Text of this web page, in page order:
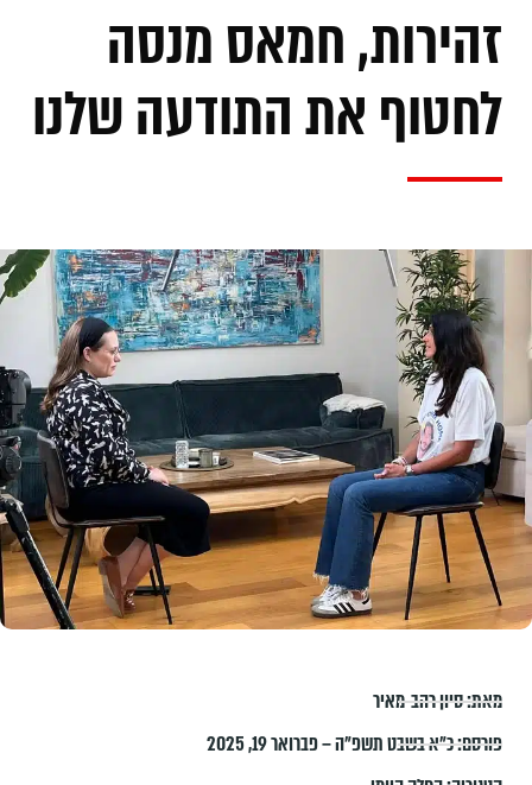
זהירות, חמאס מנסה
לחטוף את התודעה שלנו
מאת:סיון רהב-מאיר
פורסם:כ״א בשבט תשפ״ה – פברואר 19, 2025